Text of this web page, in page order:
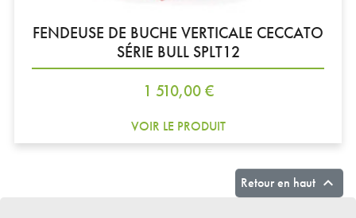
FENDEUSE DE BUCHE VERTICALE CECCATO
SÉRIE BULL SPLT12
Prix
1 510,00 €
VOIR LE PRODUIT
Retour en haut 